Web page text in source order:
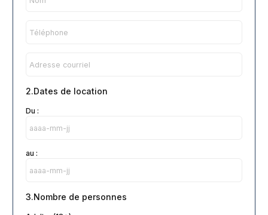
2.Dates de location
Du :
au :
3.Nombre de personnes